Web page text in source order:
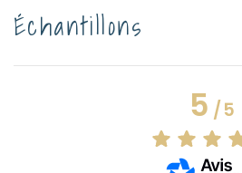
Échantillons
5/5